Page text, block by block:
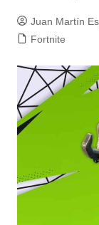
Juan Martín
Fortnite